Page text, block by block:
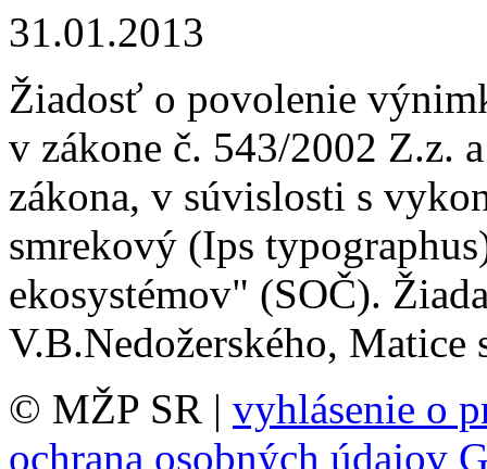
31.01.2013
Žiadosť o povolenie
v zákone č. 543/2002 Z.z.
zákona, v súvislosti s
smrekový (Ips
ekosystémov" (SOČ).
V.B.Nedožerského,
© MŽP SR | vyhlásenie o
ochrana osobných údajov